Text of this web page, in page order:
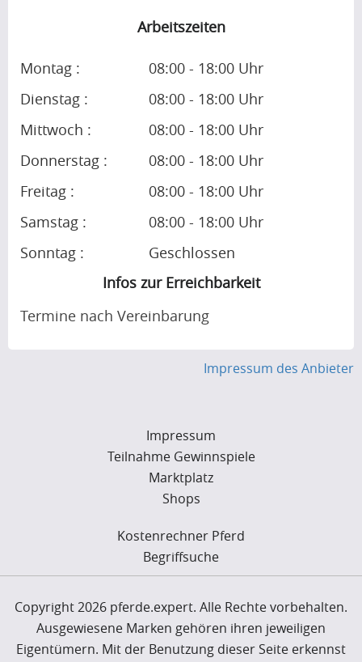
Arbeitszeiten
Montag :
08:00 - 18:00 Uhr
Dienstag :
08:00 - 18:00 Uhr
Mittwoch :
08:00 - 18:00 Uhr
Donnerstag :
08:00 - 18:00 Uhr
Freitag :
08:00 - 18:00 Uhr
Samstag :
08:00 - 18:00 Uhr
Sonntag :
Geschlossen
Infos zur Erreichbarkeit
Termine nach Vereinbarung
Impressum des Anbieter
Impressum
Teilnahme Gewinnspiele
Marktplatz
Shops
Kostenrechner Pferd
Begriffsuche
Copyright 2026 pferde.expert. Alle Rechte vorbehalten.
Ausgewiesene Marken gehören ihren jeweiligen
Eigentümern. Mit der Benutzung dieser Seite erkennst